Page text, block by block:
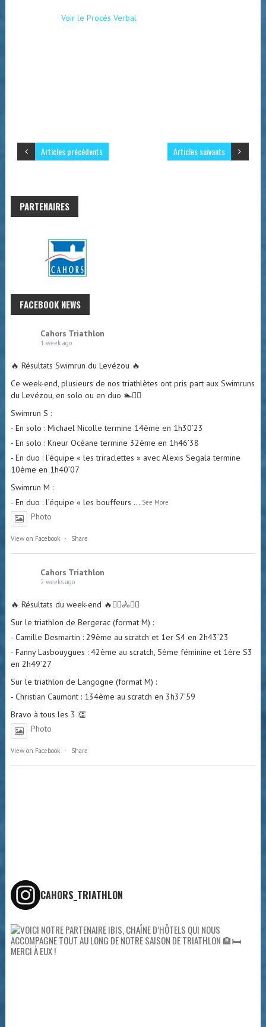
Voir le Procés Verbal
Articles suivants
Articles précédents
PARTENAIRES
FACEBOOK NEWS
Cahors Triathlon
1 week ago
🔥 Résultats Swimrun du Levézou 🔥
Ce week-end, plusieurs de nos triathlètes ont pris part aux Swimruns
du Levézou, en solo ou en duo 🏊🏃‍♂️
Swimrun S :
- En solo : Michael Nicolle termine 14ème en 1h30’23
- En solo : Kneur Océane termine 32ème en 1h46’38
- En duo : l’équipe « les triraclettes » avec Alexis Segala termine
10ème en 1h40’07
Swimrun M :
- En duo : l’équipe « les bouffeurs ... See More
Photo
View on Facebook · Share
Cahors Triathlon
2 weeks ago
🔥 Résultats du week-end 🔥🏊‍♀️🚴🏃‍♂️
Sur le triathlon de Bergerac (format M) :
- Camille Desmartin : 29ème au scratch et 1er S4 en 2h43’23
- Fanny Lasbouygues : 42ème au scratch, 5ème féminine et 1ère S3
en 2h49’27
Sur le triathlon de Langogne (format M) :
- Christian Caumont : 134ème au scratch en 3h37’59
Bravo à tous les 3 👏
Photo
View on Facebook · Share
CAHORS_TRIATHLON